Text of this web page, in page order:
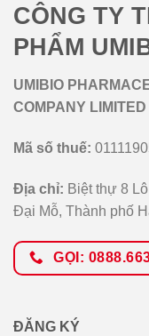
CÔNG TY
PHẨM
UMIBIO
COMPANY LIMITED
Mã số thuế:
Địa chỉ: Biệt thự 8
Đại Mỗ, Thành phố
GỌI:
ĐĂNG KÝ